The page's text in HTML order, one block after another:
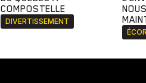
COMPOSTELLE
DIVERTISSEMENT